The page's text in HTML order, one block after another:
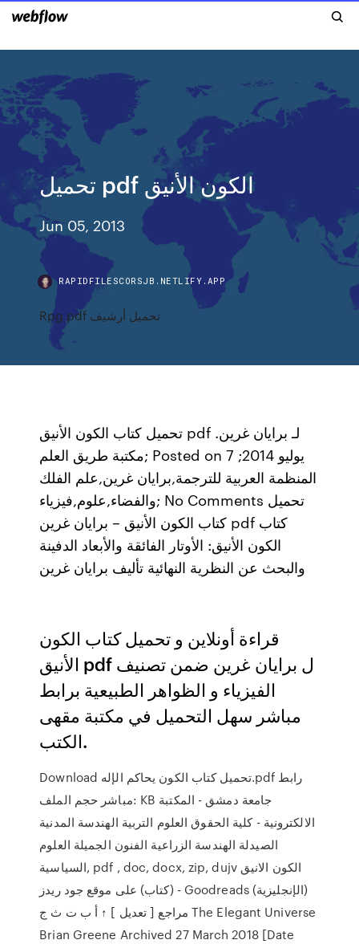
تحميل pdf الكون الأنيق
Jun 05, 2013
RAPIDFILESCORSJB.NETLIFY.APP
Rpg pdf تحميل أرشيف
تحميل كتاب الكون الأنيق pdf لـ برايان غرين.
مكتبة طريق العلم; Posted on 7 يوليو 2014;
المنظمة العربية للترجمة,برايان غرين,علم الفلك
والفضاء,علوم,فيزياء; No Comments تحميل
كتاب الكون الأنيق – برايان غرين pdf كتاب
الكون الأنيق: الأوتار الفائقة والأبعاد الدفينة
والبحث عن النظرية النهائية تأليف برايان غرين
قراءة أونلاين و تحميل كتاب الكون
الأنيق pdf ل برايان غرين ضمن تصنيف
الفيزياء و الظواهر الطبيعية برابط
مباشر سهل التحميل في مكتبة مقهى
الكتب.
Download تحميل كتاب الكون يحاكم الإله.pdf رابط
مباشر حجم الملف: KB جامعة دمشق - المكتبة
الالكترونية - كلية الحقوق العلوم التربية الهندسة المدنية
الصيدلة الهندسة الزراعية الفنون الجميلة العلوم
السياسية, pdf , doc, docx, zip, dujv الكون الانيق
(كتاب) على موقع جود ريدز - Goodreads (الإنجليزية)
مراجع [ تعديل ] ↑ أ ب ت ث ج The Elegant Universe
Brian Greene Archived 27 March 2018 [Date